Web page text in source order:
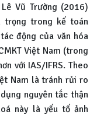
Vũ Trường (2016)
trọng trong kế toán
động của văn hóa
Việt Nam (trong
với IAS/IFRS. Theo
Nam là tránh rủi ro
nguyên tắc thận
này là yếu tố ảnh